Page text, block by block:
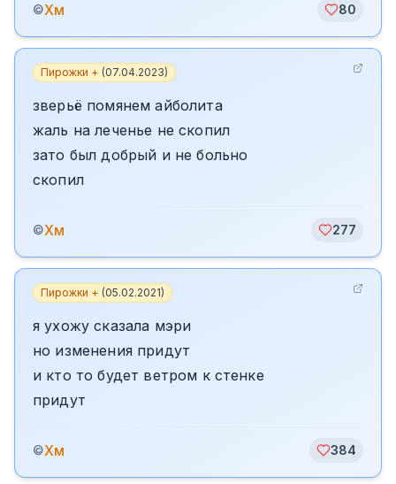
©Хм 80
Пирожки + (07.04.2023)
зверьё помянем айболита
жаль на леченье не скопил
зато был добрый и не больно
скопил
©Хм 277
Пирожки + (05.02.2021)
я ухожу сказала мэри
но изменения придут
и кто то будет ветром к стенке
придут
©Хм 384